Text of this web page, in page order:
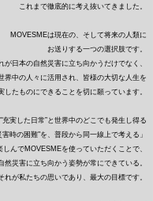
これまで徹底的に考え抜いてきました。
MOVESMEは現在の、そして将来の人類に
お送りする一つの選択肢です。
が日本の自然災害に立ち向かうだけでなく、
界中の人々に活用され、皆様の大切な人生を
したものにできることを切に願っています。
"充実した日常”と世界中のどこでも発生し得る
害時の困難"を、普段から同一線上で考える」
しんでMOVESMEを使っていただくことで、
然災害に立ち向かう姿勢が常にできている。
れが私たちの思いであり、最大の目標です。